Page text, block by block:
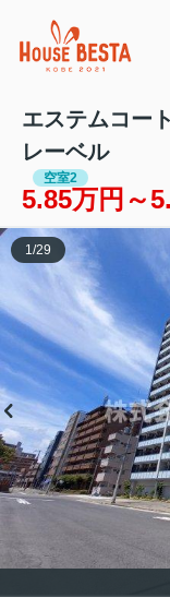
エステムコー
レーベル
空室2
5.85万円～
1 /29